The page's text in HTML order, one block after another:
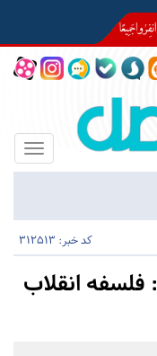
Toggle
کد خبر: 312513
انقلاب